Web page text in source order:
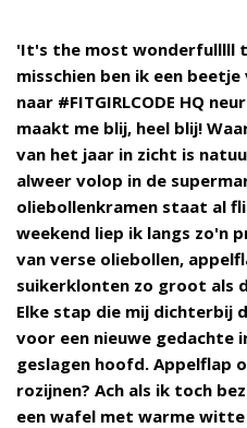
'It's the most wonderfulllll
misschien ben ik een
naar #FITGIRLCODE HQ
maakt me blij, heel blij!
van het jaar in zicht is
alweer volop in de
oliebollenkramen staat al
weekend liep ik langs zo'n
van verse oliebollen,
suikerklonten zo groot als
Elke stap die mij dichterbij
voor een nieuwe gedachte
geslagen hoofd. Appelflap
rozijnen? Ach als ik toch
een wafel met warme witte